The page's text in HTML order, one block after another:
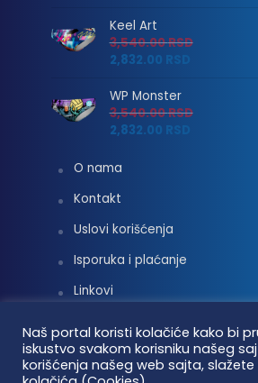
Keel Art
3,540.00RSD
2,832.00 RSD
WP Monster
3,540.00RSD
2,832.00 RSD
O nama
Kontakt
Uslovi korišćenja
Isporuka i plaćanje
Linkovi
Naš portal koristi kolačiće kako bi
iskustvo svakom korisniku našeg
korišćenja našeg web sajta,